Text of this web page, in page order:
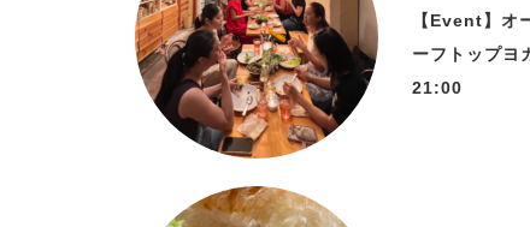
【Event】オ
ーフトップ
21:00